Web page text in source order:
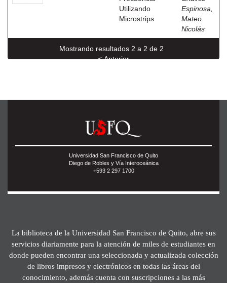
Utilizando
Microstrips
Espinosa,
Mateo
Nicolás
Mostrando resultados 2 a 2 de 2
< Anterior
Universidad San Francisco de Quito
Diego de Robles y Vía Interoceánica
+593 2 297 1700
La biblioteca de la Universidad San Francisco de Quito, abre sus
servicios diariamente para la atención de miles de estudiantes en
donde pueden encontrar una seleccionada y actualizada colección
de libros impresos y electrónicos en todas las áreas del
conocimiento, además cuenta con suscripciones a las más